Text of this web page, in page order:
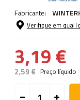
Fabricante:
Verifique em qual
3,19 €
2,59 € Preço líquido